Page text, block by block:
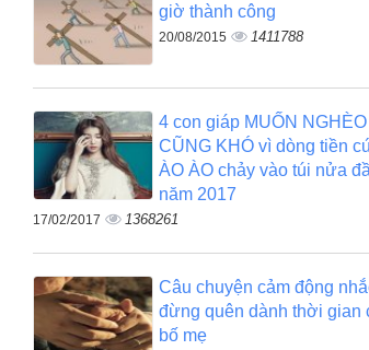
giờ thành công
20/08/2015 1411788
4 con giáp MUỐN NGHÈO
CŨNG KHÓ vì dòng tiền
ÀO ÀO chảy vào túi nửa
năm 2017
17/02/2017 1368261
Câu chuyện cảm động
đừng quên dành thời gian
bố mẹ